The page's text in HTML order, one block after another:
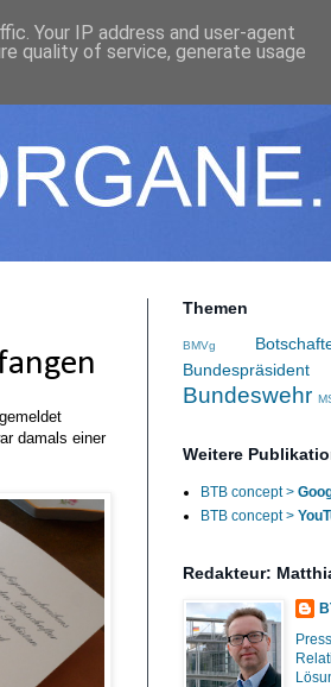
damals einer
Themen
BMVg
Bundespräsident
Bundeswehr
Weitere
BTB concept >
BTB concept >
Redakteur:
Your IP address and user-agent
quality of service, generate usage